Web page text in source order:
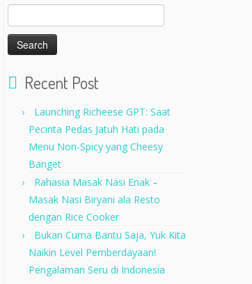
for:
Recent Post
Launching Richeese GPT: Saat
Pecinta Pedas Jatuh Hati pada
Menu Non-Spicy yang Cheesy
Banget
Rahasia Masak Nasi Enak –
Masak Nasi Biryani ala Resto
dengan Rice Cooker
Bukan Cuma Bantu Saja, Yuk Kita
Naikin Level Pemberdayaan!
Pengalaman Seru di Indonesia